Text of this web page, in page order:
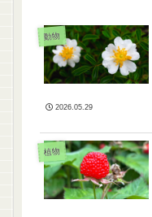
動物
2026.05.29
植物